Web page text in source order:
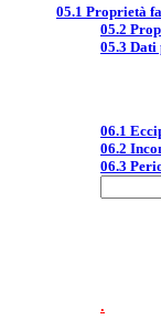
05.1 Proprietà
05.2
05.3
06.1
06.2
06.3
.